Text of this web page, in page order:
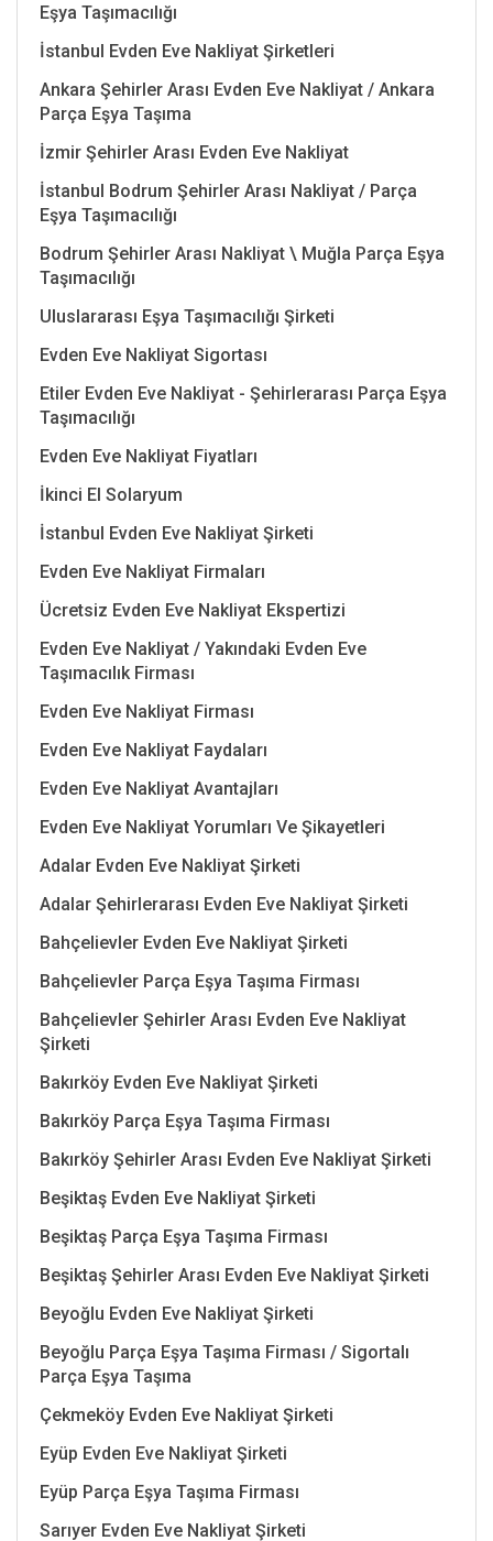
Eşya Taşımacılığı
İstanbul Evden Eve Nakliyat Şirketleri
Ankara Şehirler Arası Evden Eve Nakliyat / Ankara
Parça Eşya Taşıma
İzmir Şehirler Arası Evden Eve Nakliyat
İstanbul Bodrum Şehirler Arası Nakliyat / Parça
Eşya Taşımacılığı
Bodrum Şehirler Arası Nakliyat \ Muğla Parça Eşya
Taşımacılığı
Uluslararası Eşya Taşımacılığı Şirketi
Evden Eve Nakliyat Sigortası
Etiler Evden Eve Nakliyat - Şehirlerarası Parça Eşya
Taşımacılığı
Evden Eve Nakliyat Fiyatları
İkinci El Solaryum
İstanbul Evden Eve Nakliyat Şirketi
Evden Eve Nakliyat Firmaları
Ücretsiz Evden Eve Nakliyat Ekspertizi
Evden Eve Nakliyat / Yakındaki Evden Eve
Taşımacılık Firması
Evden Eve Nakliyat Firması
Evden Eve Nakliyat Faydaları
Evden Eve Nakliyat Avantajları
Evden Eve Nakliyat Yorumları Ve Şikayetleri
Adalar Evden Eve Nakliyat Şirketi
Adalar Şehirlerarası Evden Eve Nakliyat Şirketi
Bahçelievler Evden Eve Nakliyat Şirketi
Bahçelievler Parça Eşya Taşıma Firması
Bahçelievler Şehirler Arası Evden Eve Nakliyat
Şirketi
Bakırköy Evden Eve Nakliyat Şirketi
Bakırköy Parça Eşya Taşıma Firması
Bakırköy Şehirler Arası Evden Eve Nakliyat Şirketi
Beşiktaş Evden Eve Nakliyat Şirketi
Beşiktaş Parça Eşya Taşıma Firması
Beşiktaş Şehirler Arası Evden Eve Nakliyat Şirketi
Beyoğlu Evden Eve Nakliyat Şirketi
Beyoğlu Parça Eşya Taşıma Firması / Sigortalı
Parça Eşya Taşıma
Çekmeköy Evden Eve Nakliyat Şirketi
Eyüp Evden Eve Nakliyat Şirketi
Eyüp Parça Eşya Taşıma Firması
Sarıyer Evden Eve Nakliyat Şirketi